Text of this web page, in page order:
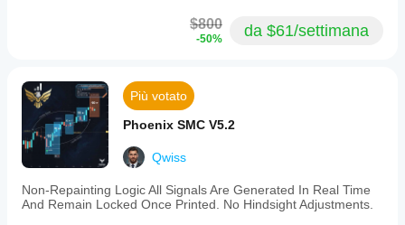
$800
-50% da $61/settimana
Più votato
Phoenix SMC V5.2
Qwiss
Non-Repainting Logic All Signals Are Generated In Real Time
And Remain Locked Once Printed. No Hindsight Adjustments.